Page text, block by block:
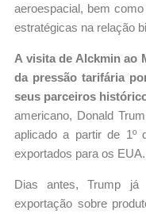
aeroespacial, bem
estratégicas na relação
A visita de Alckmin ao
da pressão tarifária
seus parceiros
americano, Donald
aplicado a partir de 1º
exportados para os EUA.
Dias antes, Trump
exportação sobre